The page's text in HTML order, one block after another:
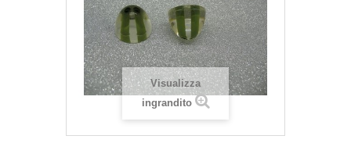
Visualizza
ingrandito